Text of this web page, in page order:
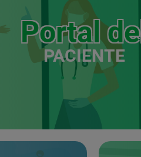
Portal del
PACIENTE